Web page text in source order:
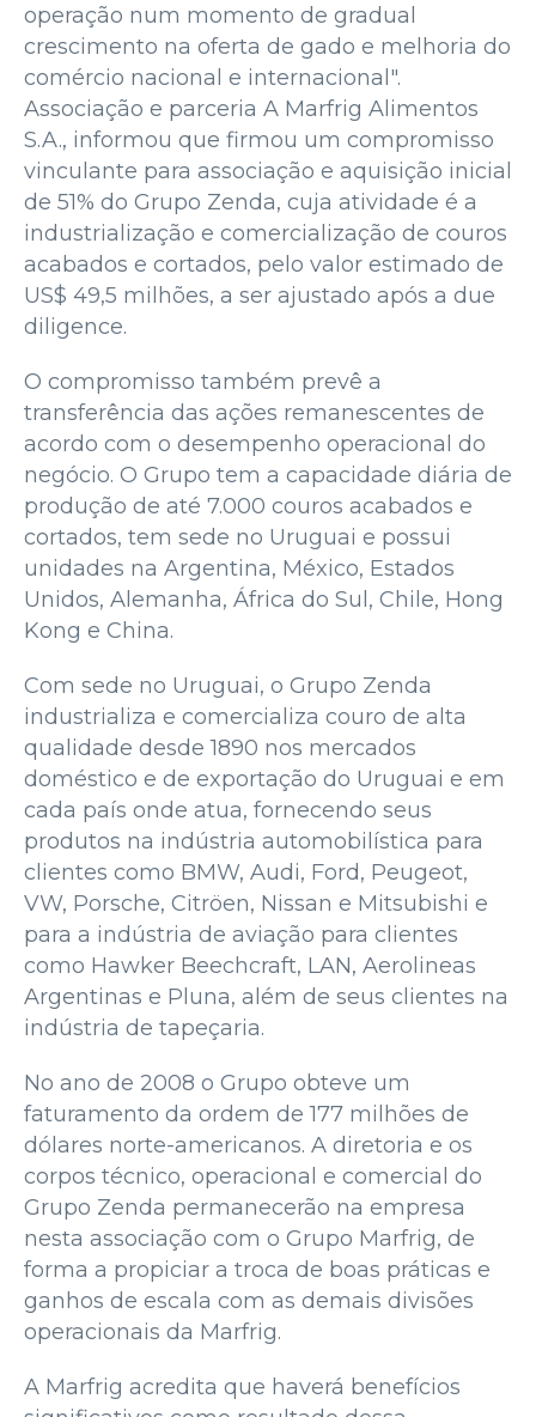
operação num momento de gradual
crescimento na oferta de gado e melhoria do
comércio nacional e internacional".
Associação e parceria A Marfrig Alimentos
S.A., informou que firmou um compromisso
vinculante para associação e aquisição inicial
de 51% do Grupo Zenda, cuja atividade é a
industrialização e comercialização de couros
acabados e cortados, pelo valor estimado de
US$ 49,5 milhões, a ser ajustado após a due
diligence.
O compromisso também prevê a
transferência das ações remanescentes de
acordo com o desempenho operacional do
negócio. O Grupo tem a capacidade diária de
produção de até 7.000 couros acabados e
cortados, tem sede no Uruguai e possui
unidades na Argentina, México, Estados
Unidos, Alemanha, África do Sul, Chile, Hong
Kong e China.
Com sede no Uruguai, o Grupo Zenda
industrializa e comercializa couro de alta
qualidade desde 1890 nos mercados
doméstico e de exportação do Uruguai e em
cada país onde atua, fornecendo seus
produtos na indústria automobilística para
clientes como BMW, Audi, Ford, Peugeot,
VW, Porsche, Citröen, Nissan e Mitsubishi e
para a indústria de aviação para clientes
como Hawker Beechcraft, LAN, Aerolineas
Argentinas e Pluna, além de seus clientes na
indústria de tapeçaria.
No ano de 2008 o Grupo obteve um
faturamento da ordem de 177 milhões de
dólares norte-americanos. A diretoria e os
corpos técnico, operacional e comercial do
Grupo Zenda permanecerão na empresa
nesta associação com o Grupo Marfrig, de
forma a propiciar a troca de boas práticas e
ganhos de escala com as demais divisões
operacionais da Marfrig.
A Marfrig acredita que haverá benefícios